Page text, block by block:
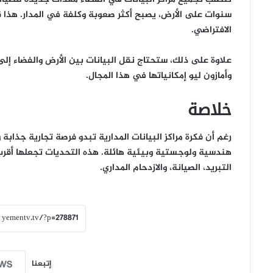
سنوات على الأرض، يصبح أكثر صعوبة وكلفة في المدار.
الافتراضي.
علاوة على ذلك، ستحتاج نقل البيانات بين الأرض
وأمازون ليو إمكانياتها في هذا المجال.
خلاصة
رغم أن فكرة مراكز البيانات المدارية تبدو فرصة تجارية
هندسية ولوجستية وبيئية هائلة. هذه التحديات تجعلها
التبريد، الصيانة، والازدحام المداري.
إتبعنا